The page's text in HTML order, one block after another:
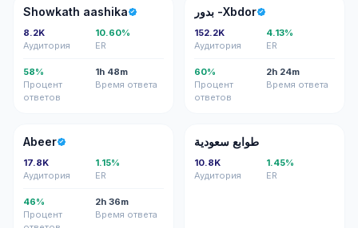
SA
Showkath aashika
8.2K
Аудитория
10.60%
ER
58%
Процент
ответов
1h 48m
Время ответа
ب-بدور -Xbdor
152.2K
Аудитория
4.13%
ER
60%
Процент
ответов
2h 24m
Время ответа
A
Abeer
17.8K
Аудитория
1.15%
ER
46%
Процент
2h 36m
Время ответа
طس
طوابع سعودية
10.8K
Аудитория
1.45%
ER